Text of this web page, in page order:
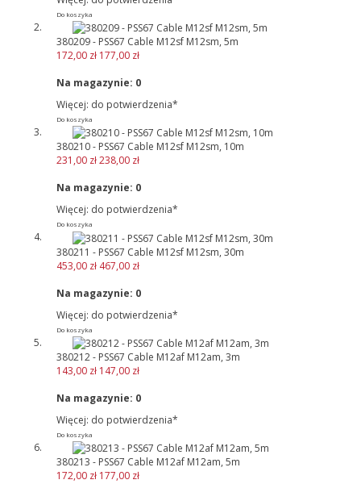
Do koszyka
380209 - PSS67 Cable M12sf M12sm, 5m
172,00 zł 177,00 zł
Na magazynie: 0
Więcej: do potwierdzenia*
Do koszyka
380210 - PSS67 Cable M12sf M12sm, 10m
231,00 zł238,00 zł
Na magazynie: 0
Więcej: do potwierdzenia*
Do koszyka
380211 - PSS67 Cable M12sf M12sm, 30m
453,00 zł 467,00 zł
Na magazynie: 0
Więcej: do potwierdzenia*
Do koszyka
380212 - PSS67 Cable M12af M12am, 3m
143,00 zł 147,00 zł
Na magazynie: 0
Więcej: do potwierdzenia*
Do koszyka
380213 - PSS67 Cable M12af M12am, 5m
172,00 zł 177,00 zł